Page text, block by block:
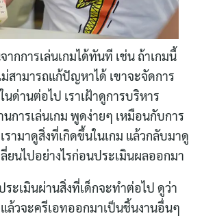
ากการเล่นเกมได้ทันที เช่น ถ้าเกมนี้
ม่สามารถแก้ปัญหาได้ เขาจะจัดการ
ด่านต่อไป เราเฝ้าดูการบริหาร
นการเล่นเกม พูดง่ายๆ เหมือนกับการ
ามาดูสิ่งที่เกิดขึ้นในเกม แล้วกลับมาดู
ลี่ยนไปอย่างไรก่อนประเมินผลออกมา
ะเมินผ่านสิ่งที่เด็กจะทำต่อไป ดูว่า
แล้วจะครีเอทออกมาเป็นชิ้นงานอื่นๆ